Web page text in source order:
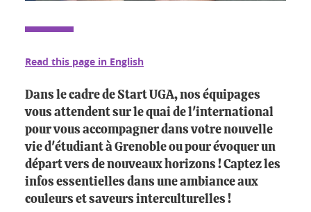
Read this page in English
Dans le cadre de Start UGA, nos équipages
vous attendent sur le quai de l'international
pour vous accompagner dans votre nouvelle
vie d'étudiant à Grenoble ou pour évoquer un
départ vers de nouveaux horizons ! Captez les
infos essentielles dans une ambiance aux
couleurs et saveurs interculturelles !